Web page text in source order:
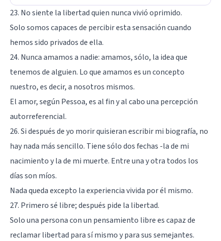
23. No siente la libertad quien nunca vivió oprimido.
Solo somos capaces de percibir esta sensación cuando
hemos sido privados de ella.
24. Nunca amamos a nadie: amamos, sólo, la idea que
tenemos de alguien. Lo que amamos es un concepto
nuestro, es decir, a nosotros mismos.
El amor, según Pessoa, es al fin y al cabo una percepción
autorreferencial.
26. Si después de yo morir quisieran escribir mi biografía, no
hay nada más sencillo. Tiene sólo dos fechas -la de mi
nacimiento y la de mi muerte. Entre una y otra todos los
días son míos.
Nada queda excepto la experiencia vivida por él mismo.
27. Primero sé libre; después pide la libertad.
Solo una persona con un pensamiento libre es capaz de
reclamar libertad para sí mismo y para sus semejantes.